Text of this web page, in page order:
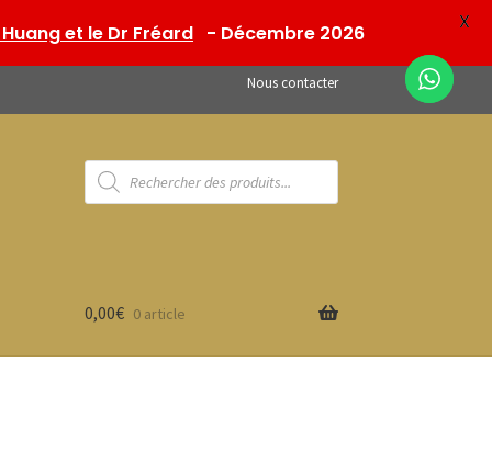
Nous contacter
Recherche
de
produits
0,00€ 0 article
et le Dr Fréard - Décembre 2026 X